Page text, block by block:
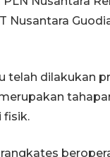
Nusantara
telah dilakukan
fisik.